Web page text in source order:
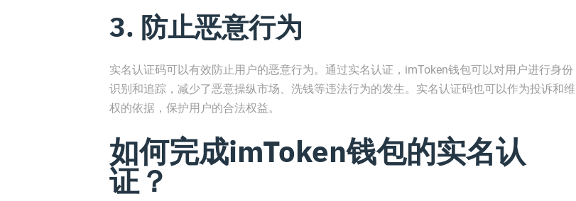
3. 防止恶意行为
实名认证码可以有效防止用户的恶意行为。通过实名认证，imToken钱包可以对用户进行身份
识别和追踪，减少了恶意操纵市场、洗钱等违法行为的发生。实名认证码也可以作为投诉和维
权的依据，保护用户的合法权益。
如何完成imToken钱包的实名认
证？